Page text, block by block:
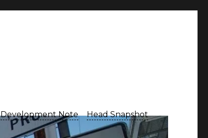
Development Note Head Snapshot